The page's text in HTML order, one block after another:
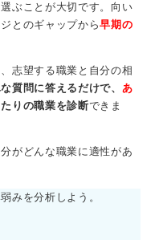
ぶことが大切です。向い
とのギャップから早期の
、志望する職業と自分の相
質問に答えるだけで、 あ
りの職業を診断できま
がどんな職業に適性があ
みを分析しよう。